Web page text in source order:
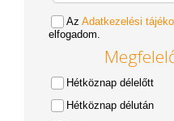
Az Adatkezelési
elfogadom.
Hétköznap délelőtt
Hétköznap délután